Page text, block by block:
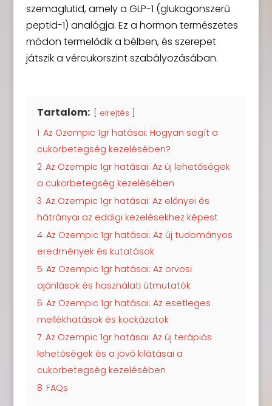
szemaglutid, amely a GLP-1 (glukagonszerű
peptid-1) analógja. Ez a hormon természetes
módon termelődik a bélben, és szerepet
játszik a vércukorszint szabályozásában.
Tartalom: elrejtés
1 Az Ozempic 1gr hatásai: Hogyan segít a
cukorbetegség kezelésében?
2 Az Ozempic 1gr hatásai: Az új lehetőségek
a cukorbetegség kezelésében
3 Az Ozempic 1gr hatásai: Az előnyei és
hátrányai az eddigi kezelésekhez képest
4 Az Ozempic 1gr hatásai: Az új tudományos
eredmények és kutatások
5 Az Ozempic 1gr hatásai: Az orvosi
ajánlások és használati útmutatók
6 Az Ozempic 1gr hatásai: Az esetleges
mellékhatások és kockázatok
7 Az Ozempic 1gr hatásai: Az új terápiás
lehetőségek és a jövő kilátásai a
cukorbetegség kezelésében
8 FAQs